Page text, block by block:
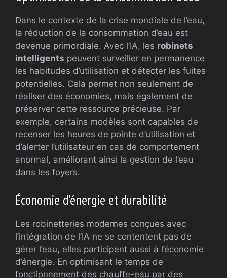
Dans le contexte de la crise mondiale de l’eau,
la réduction de la consommation d’eau est
devenue primordiale. Avec l’IA, les robinets
intelligents peuvent surveiller en permanence
les habitudes d’utilisation et détecter les fuites
potentielles. Cela permet non seulement de
réaliser des économies, mais également de
préserver cette ressource précieuse. Par
exemple, certains modèles sont capables de
recenser les heures de pointe d’utilisation et
d’alerter l’utilisateur en cas de comportement
anormal, améliorant ainsi la gestion de l’eau
dans les foyers.
Économie d’énergie et durabilité
Les robinetteries modernes conçues avec
l’intégration de l’IA ne se contentent pas de
gérer l’eau, elles participent aussi à l’économie
d’énergie. En optimisant le temps de
fonctionnement des chauffe-eau par des